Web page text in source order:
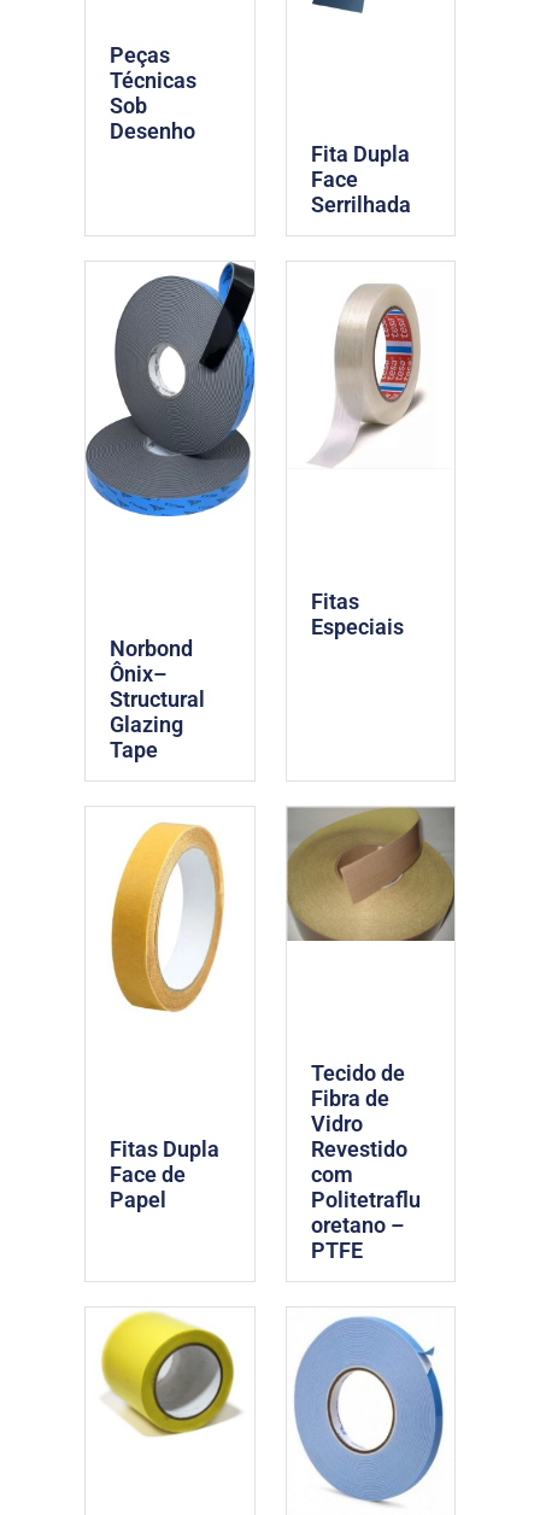
Peças
Técnicas
Sob
Desenho
Fita Dupla
Face
Serrilhada
Norbond
Ônix–
Structural
Glazing
Tape
Fitas
Especiais
Fitas Dupla
Face de
Papel
Tecido de
Fibra de
Vidro
Revestido
com
Politetraflu
oretano –
PTFE